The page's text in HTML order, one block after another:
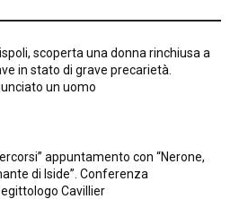
scoperta una donna rinchiusa a
in stato di grave precarietà.
un uomo
appuntamento con “Nerone,
di Iside”. Conferenza
Cavillier